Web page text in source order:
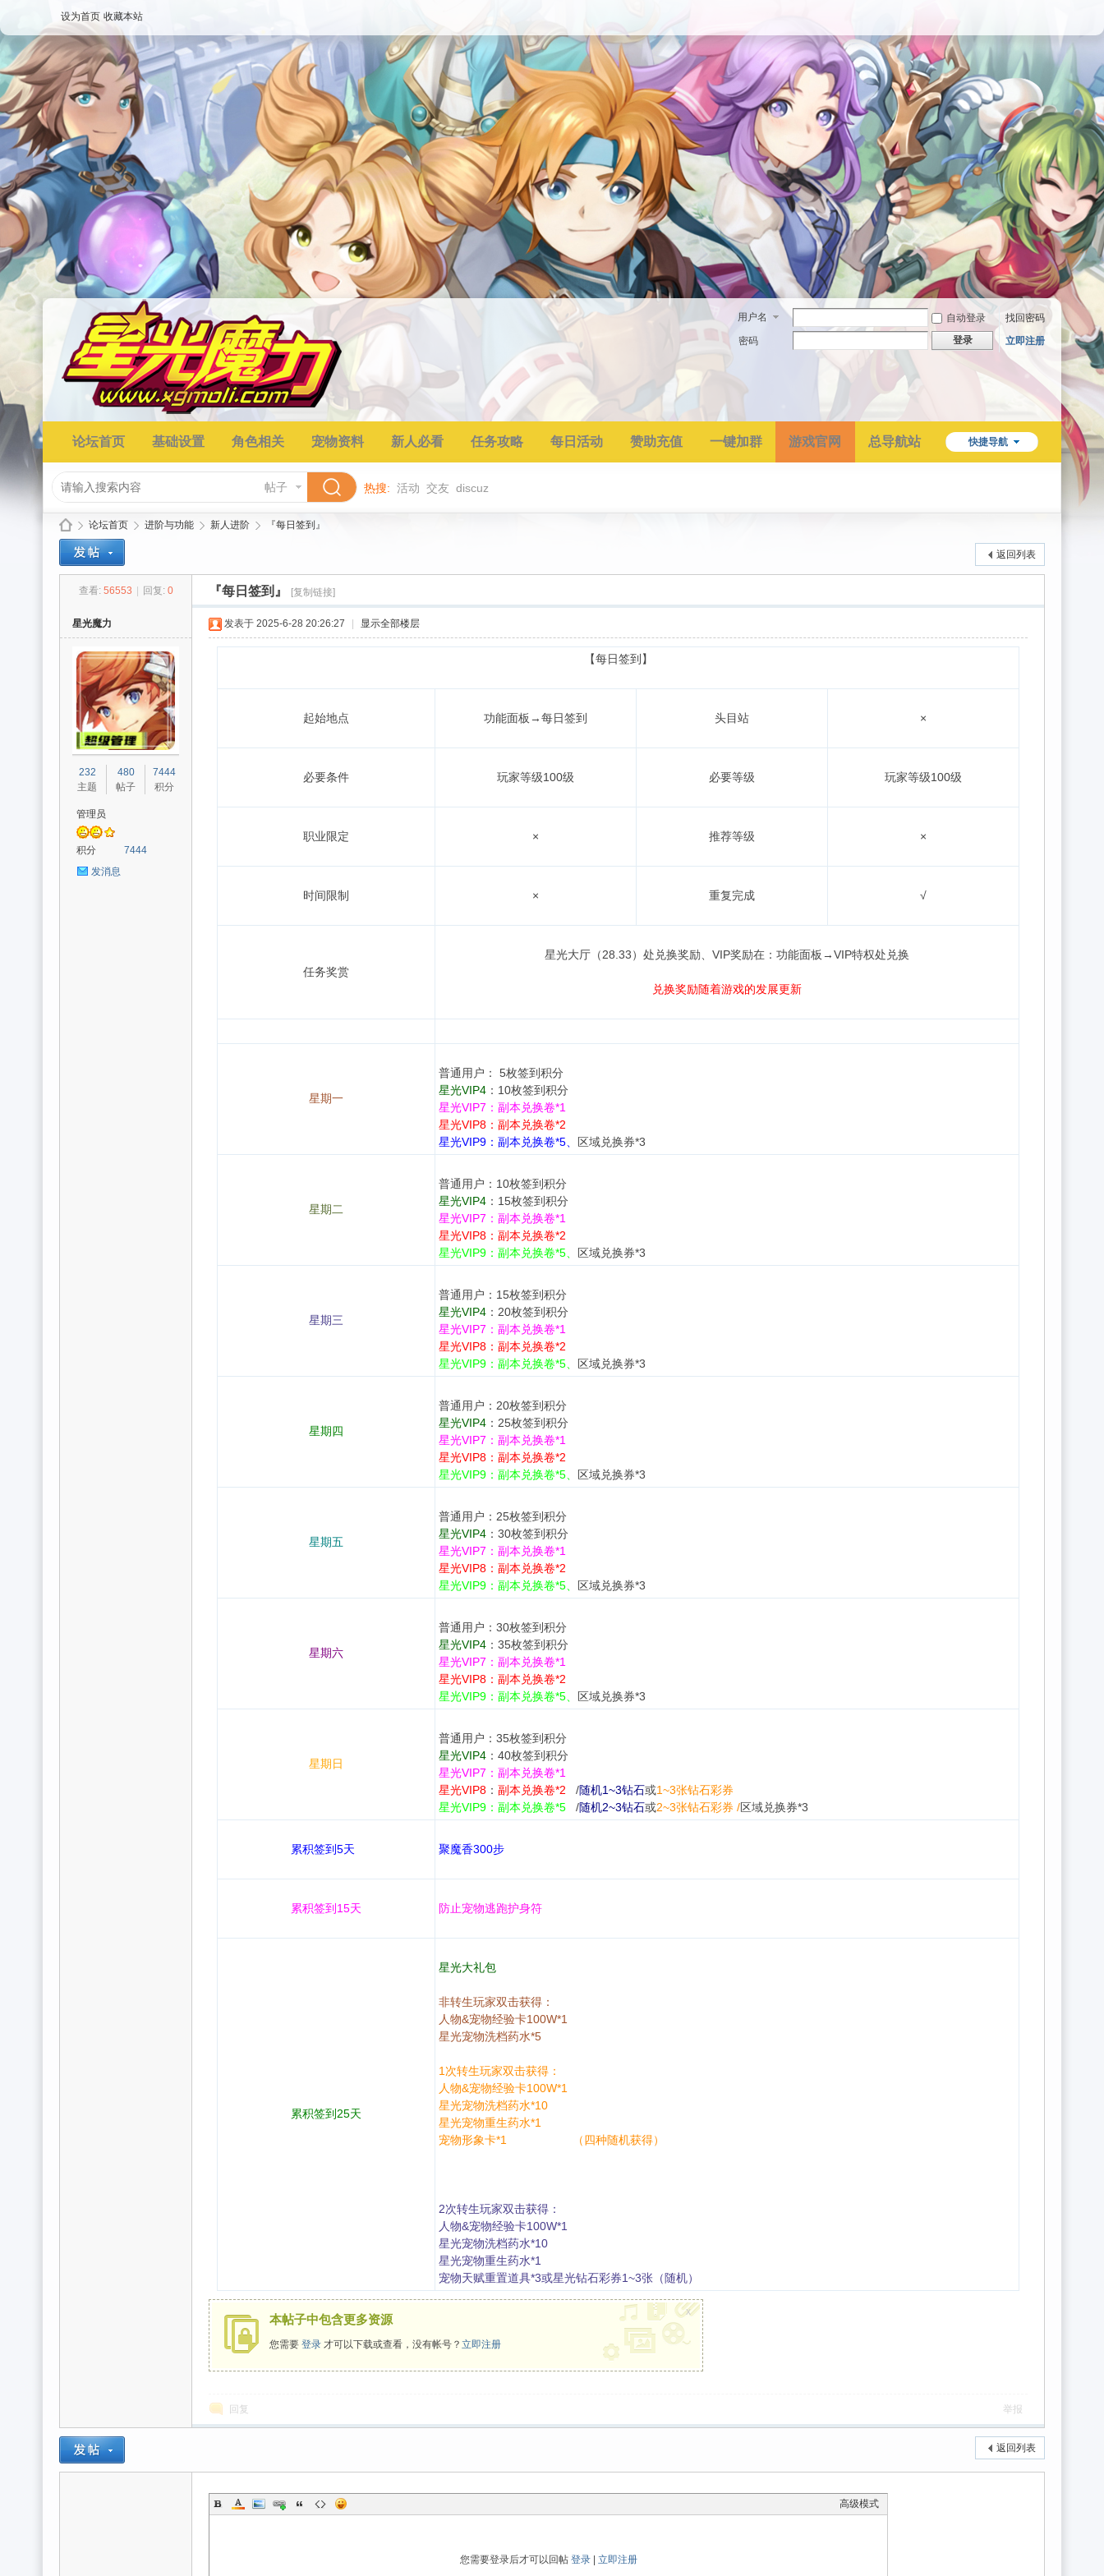
设为首页 收藏本站
用户名 自动登录
找回密码
密码
登录 立即注册
快捷导航
论坛首页 基础设置 角色相关 宠物资料 新人必看 任务攻略 每日活动 赞助充值 一键加群 游戏官网 总导航站
帖子 热搜: 活动 交友 discuz
论坛首页
›
进阶与功能 新人进阶
›
『每日签到』
返回列表
查看: 56553 回复: 0 『每日签到』 [复制链接]
星光魔力
232
主题
480
帖子
7444
积分
管理员
积分
7444
发消息
发表于 2025-6-28 20:26:27 显示全部楼层
【每日签到】
起始地点 功能面板→每日签到 头目站 ×
必要条件 玩家等级100级 必要等级 玩家等级100级
职业限定 × 推荐等级 ×
时间限制 × 重复完成 √
任务奖赏
星光大厅（28.33）处兑换奖励、VIP奖励在：功能面板→VIP特权处兑换
兑换奖励随着游戏的发展更新
星期一
普通用户： 5枚签到积分
星光VIP4 ：10枚签到积分
星光VIP7：副本兑换卷*1
星光VIP8：副本兑换卷*2
星光VIP9：副本兑换卷*5、
区域兑换券*3
星期二
普通用户：10枚签到积分
星光VIP4 ：15枚签到积分
星光VIP7： 副本兑换卷*1
星光VIP8： 副本兑换卷*2
星光VIP9：副本兑换卷*5、
区域兑换券*3
星期三
普通用户：15枚签到积分
星光VIP4 ：20枚签到积分
星光VIP7： 副本兑换卷*1
星光VIP8： 副本兑换卷*2
星光VIP9：副本兑换卷*5、
区域兑换券*3
星期四
普通用户：20枚签到积分
星光VIP4 ：25枚签到积分
星光VIP7： 副本兑换卷*1
星光VIP8： 副本兑换卷*2
星光VIP9：副本兑换卷*5、
区域兑换券*3
星期五
普通用户：25枚签到积分
星光VIP4 ：30枚签到积分
星光VIP7： 副本兑换卷*1
星光VIP8： 副本兑换卷*2
星光VIP9：副本兑换卷*5、
区域兑换券*3
星期六
普通用户：30枚签到积分
星光VIP4 ：35枚签到积分
星光VIP7： 副本兑换卷*1
星光VIP8： 副本兑换卷*2
星光VIP9：副本兑换卷*5、
区域兑换券*3
星期日
普通用户：35枚签到积分
星光VIP4 ：40枚签到积分
星光VIP7： 副本兑换卷*1
星光VIP8 ： 副本兑换卷*2 /随机1~3钻石或1~3张钻石彩券
星光VIP9：副本兑换卷*5 /随机2~3钻石或2~3张钻石彩券 /区域兑换券*3
累积签到5天 聚魔香300步
累积签到15天 防止宠物逃跑护身符
累积签到25天
星光大礼包
非转生玩家双击获得：
人物&宠物经验卡100W*1
星光宠物洗档药水*5
1次转生玩家双击获得：
人物&宠物经验卡100W*1
星光宠物洗档药水*10
星光宠物重生药水*1
宠物形象卡*1 （四种随机获得）
2次转生玩家双击获得：
人物&宠物经验卡100W*1
星光宠物洗档药水*10
星光宠物重生药水*1
宠物天赋重置道具*3或星光钻石彩券1~3张（随机）
本帖子中包含更多资源
您需要 登录 才可以下载或查看，没有帐号？ 立即注册
x
回复 举报
返回列表
高级模式
您需要登录后才可以回帖 登录| 立即注册